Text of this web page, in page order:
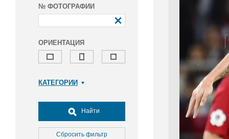
№ ФОТОГРАФИИ
ОРИЕНТАЦИЯ
КАТЕГОРИИ
Досуг, туризм и отдых
Культура
Медицина
Найти
Сбросить фильтр